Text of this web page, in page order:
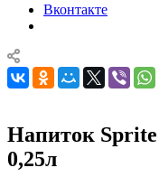
Вконтакте
Напиток Sprite
0,25л